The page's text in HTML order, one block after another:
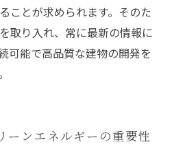
ことが求められます。そのた
取り入れ、常に最新の情報に
可能で高品質な建物の開発を
ーンエネルギーの重要性